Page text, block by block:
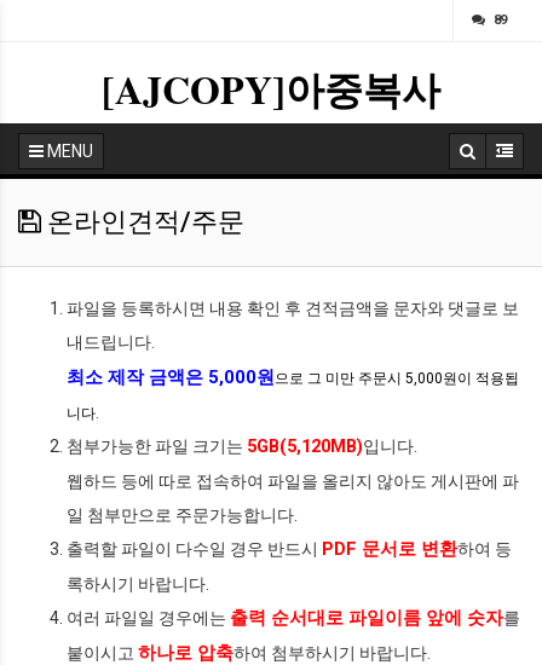
89
[AJCOPY]아중복사
MENU
온라인견적/주문
파일을 등록하시면 내용 확인 후 견적금액을 문자와 댓글로 보
내드립니다.
최소 제작 금액은 5,000원 으로 그 미만 주문시 5,000원이 적용됩
니다.
첨부가능한 파일 크기는 5GB(5,120MB)입니다.
웹하드 등에 따로 접속하여 파일을 올리지 않아도 게시판에 파
일 첨부만으로 주문가능합니다.
출력할 파일이 다수일 경우 반드시 PDF 문서로 변환하여 등
록하시기 바랍니다.
여러 파일일 경우에는 출력 순서대로 파일이름 앞에 숫자를
붙이시고 하나로 압축하여 첨부하시기 바랍니다.